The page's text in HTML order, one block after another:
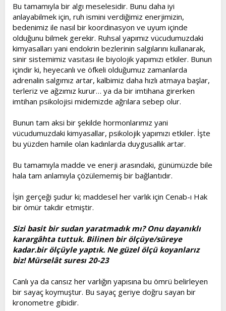
Bu tamamıyla bir algı meselesidir. Bunu daha iyi
anlayabilmek için, ruh ismini verdiğimiz enerjimizin,
bedenimiz ile nasıl bir koordinasyon ve uyum içinde
olduğunu bilmek gerekir. Ruhsal yapımız vücudumuzdaki
kimyasalları yani endokrin bezlerinin salgılarını kullanarak,
sinir sistemimiz vasıtası ile biyolojik yapımızı etkiler. Bunun
içindir ki, heyecanlı ve öfkeli olduğumuz zamanlarda
adrenalin salgımız artar, kalbimiz daha hızlı atmaya başlar,
terleriz ve ağzımız kurur… ya da bir imtihana girerken
imtihan psikolojisi midemizde ağrılara sebep olur.
Bunun tam aksi bir şekilde hormonlarımız yani
vücudumuzdaki kimyasallar, psikolojik yapımızı etkiler. İşte
bu yüzden hamile olan kadınlarda duygusallık artar.
Bu tamamıyla madde ve enerji arasındaki, günümüzde bile
hala tam anlamıyla çözülememiş bir bağlantıdır.
İşin gerçeği şudur ki; maddesel her varlık için Cenab-ı Hak
bir ömür takdir etmiştir.
Sizi basit bir sudan yaratmadık mı? Onu dayanıklı
karargâhta tuttuk. Bilinen bir ölçüye/süreye
kadar.bir ölçüyle yaptık. Ne güzel ölçü koyanlarız
biz! Mürselât suresı 20-23
Canlı ya da cansız her varlığın yapısına bu ömrü belirleyen
bir sayaç koymuştur. Bu sayaç geriye doğru sayan bir
kronometre gibidir.